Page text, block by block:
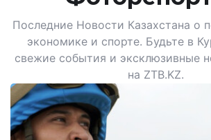
Последние Новости Казахстана о
экономике и спорте. Будьте в
свежие события и эксклюзивные
на ZTB.KZ.